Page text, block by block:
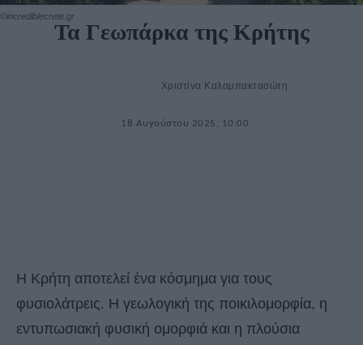
©incrediblecrete.gr
Τα Γεωπάρκα της Κρήτης
Χριστίνα Καλαμπακτασώτη
18 Αυγούστου 2025, 10:00
Η Κρήτη αποτελεί ένα κόσμημα για τους
φυσιολάτρεις. Η γεωλογική της ποικιλομορφία, η
εντυπωσιακή φυσική ομορφιά και η πλούσια